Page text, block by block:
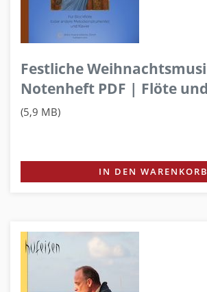
Festliche
Notenheft PDF | Flöte
(5,9 MB)
IN DEN WARENKORB